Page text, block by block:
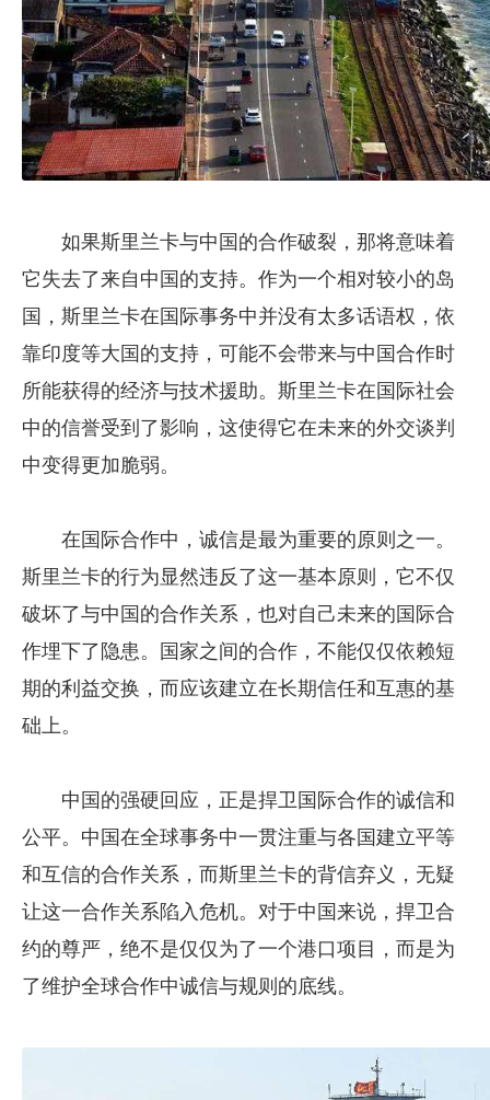
如果斯里兰卡与中国的合作破裂，那将意味着
它失去了来自中国的支持。作为一个相对较小的岛
国，斯里兰卡在国际事务中并没有太多话语权，依
靠印度等大国的支持，可能不会带来与中国合作时
所能获得的经济与技术援助。斯里兰卡在国际社会
中的信誉受到了影响，这使得它在未来的外交谈判
中变得更加脆弱。
在国际合作中，诚信是最为重要的原则之一。
斯里兰卡的行为显然违反了这一基本原则，它不仅
破坏了与中国的合作关系，也对自己未来的国际合
作埋下了隐患。国家之间的合作，不能仅仅依赖短
期的利益交换，而应该建立在长期信任和互惠的基
础上。
中国的强硬回应，正是捍卫国际合作的诚信和
公平。中国在全球事务中一贯注重与各国建立平等
和互信的合作关系，而斯里兰卡的背信弃义，无疑
让这一合作关系陷入危机。对于中国来说，捍卫合
约的尊严，绝不是仅仅为了一个港口项目，而是为
了维护全球合作中诚信与规则的底线。